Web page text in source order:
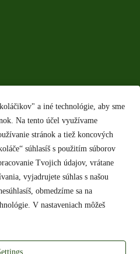
a iné technológie, aby sme
Na tento účel využívame
stránok a tiež koncových
súhlasíš s použitím súborov
Tvojich údajov, vrátane
vyjadrujete súhlas s našou
obmedzíme sa na
V nastaveniach môžeš